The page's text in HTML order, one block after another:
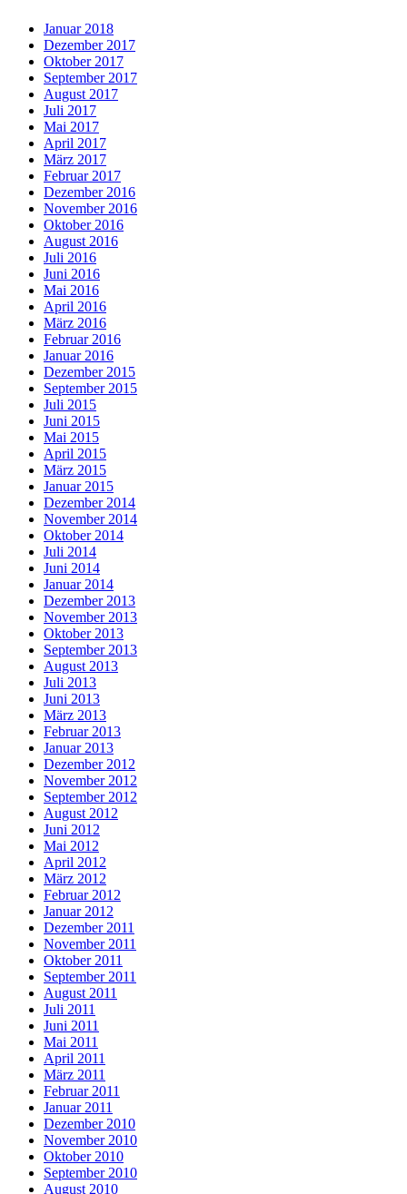
Januar 2018
Dezember 2017
Oktober 2017
September 2017
August 2017
Juli 2017
Mai 2017
April 2017
März 2017
Februar 2017
Dezember 2016
November 2016
Oktober 2016
August 2016
Juli 2016
Juni 2016
Mai 2016
April 2016
März 2016
Februar 2016
Januar 2016
Dezember 2015
September 2015
Juli 2015
Juni 2015
Mai 2015
April 2015
März 2015
Januar 2015
Dezember 2014
November 2014
Oktober 2014
Juli 2014
Juni 2014
Januar 2014
Dezember 2013
November 2013
Oktober 2013
September 2013
August 2013
Juli 2013
Juni 2013
März 2013
Februar 2013
Januar 2013
Dezember 2012
November 2012
September 2012
August 2012
Juni 2012
Mai 2012
April 2012
März 2012
Februar 2012
Januar 2012
Dezember 2011
November 2011
Oktober 2011
September 2011
August 2011
Juli 2011
Juni 2011
Mai 2011
April 2011
März 2011
Februar 2011
Januar 2011
Dezember 2010
November 2010
Oktober 2010
September 2010
August 2010